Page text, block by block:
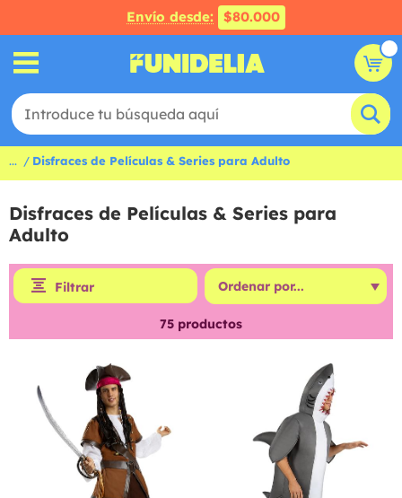
Envío desde: $80.000
... Disfraces de Películas & Series para Adulto
Disfraces de Películas & Series para
Adulto
Filtrar
75 productos